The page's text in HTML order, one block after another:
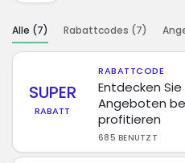
Alle (7) Rabattcodes (7)
SUPER
RABATT
RABATTCODE
Entdecken
Angeboten
profitieren
685 BENUTZT